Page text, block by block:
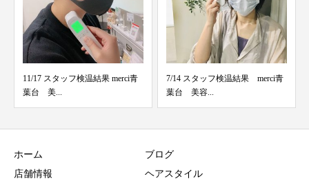
フ検温結果 merci青
7/14 スタッフ検温結果 merci青
脱プリンちゃん
ホーム
店舗情報
ブログ
ヘアスタイル